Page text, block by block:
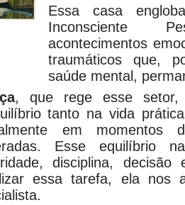
Essa casa
Inconsciente
acontecimentos
traumáticos que,
saúde mental,
, que rege esse setor,
tanto na vida
em momentos
Esse equilíbrio
disciplina,
essa tarefa, ela nos